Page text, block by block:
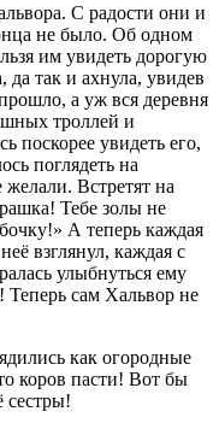
С радости они и
не было. Об одном
им увидеть дорогую
да так и ахнула, увидев
а уж вся деревня
троллей и
поскорее увидеть его,
поглядеть на
Встретят на
Тебе золы не
А теперь каждая
взглянул, каждая с
улыбнуться ему
Теперь сам Хальвор не
как огородные
коров пасти! Вот бы
сестры!